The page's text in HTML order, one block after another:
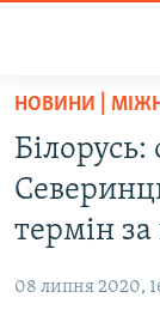
Перейти
основного
матеріалу
Перейти
до
основної
ВСЕ ЗА ДОБУ
СТАТТІ
РОСІЙСЬКА
НОВИНИ |
термін
08 липня 2020,